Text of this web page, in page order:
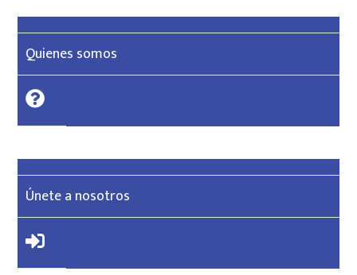
Quienes somos
Únete a nosotros